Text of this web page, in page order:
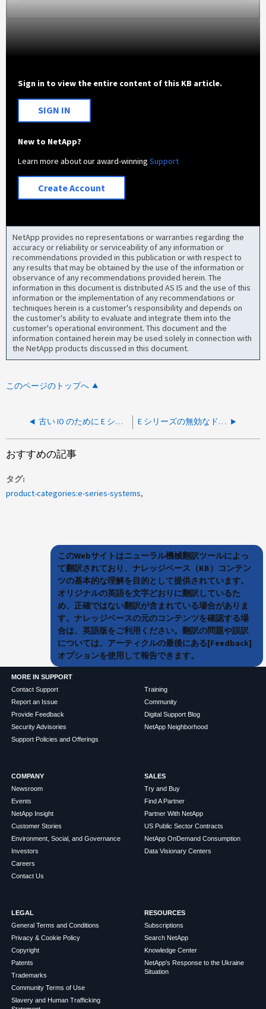
Sign in to view the entire content of this KB article.
SIGN IN
New to NetApp?
Learn more about our award-winningSupport
Create Account
NetApp provides no representations or warranties regarding the
accuracy or reliability or serviceability of any information or
recommendations provided in this publication or with respect to
any results that may be obtained by the use of the information or
observance of any recommendations provided herein. The
information in this document is distributed AS IS and the use of this
information or the implementation of any recommendations or
techniques herein is a customer's responsibility and depends on
the customer's ability to evaluate and integrate them into the
customer's operational environment. This document and the
information contained herein may be used solely in connection with
the NetApp products discussed in this document.
このページのトップへ
古い IO のために E シリーズ EF570 が予期せずリブートしました E シリーズの無効なドライブフォーマットがドライブ拡張中に検出されました
おすすめの記事
タグ
product-categories:e-series-systems
このWebサイトはニューラル機械翻訳ツールによっ
て翻訳されており、ナレッジベース（KB）コンテン
ツの基本的な理解を目的として提供されています。
オリジナルの英語を文字どおりに翻訳しているた
め、正確ではない翻訳が含まれている場合がありま
す。ナレッジベースの元のコンテンツを確認する場
合は、英語版をご利用ください。翻訳の問題や誤訳
については、アーティクルの最後にある[Feedback]
オプションを使用して報告できます。
MORE IN SUPPORT
Contact Support
Report an Issue
Provide Feedback
Security Advisories
Support Policies and Offerings
Training
Community
Digital Support Blog
NetApp Neighborhood
COMPANY
Newsroom
Events
NetApp Insight
Customer Stories
Environment, Social, and Governance
Investors
Careers
Contact Us
SALES
Try and Buy
Find A Partner
Partner With NetApp
US Public Sector Contracts
NetApp OnDemand Consumption
Data Visionary Centers
LEGAL
General Terms and Conditions
Privacy & Cookie Policy
Copyright
Patents
Trademarks
Community Terms of Use
Slavery and Human Trafficking
RESOURCES
Subscriptions
Search NetApp
Knowledge Center
NetApp's Response to the Ukraine
Situation